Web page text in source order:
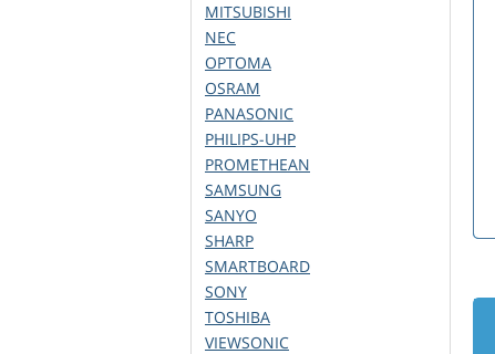
MITSUBISHI
NEC
OPTOMA
OSRAM
PANASONIC
PHILIPS-UHP
PROMETHEAN
SAMSUNG
SANYO
SHARP
SMARTBOARD
SONY
TOSHIBA
VIEWSONIC